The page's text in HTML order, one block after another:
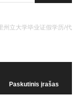
州立大学毕业证假学历/代
Paskutinis įrašas